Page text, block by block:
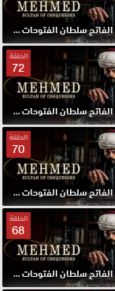
مسلسل محمد الفاتح سلطان الفتوحات مترجم الحلقة 74 HD
الحلقة
72
مسلسل محمد الفاتح سلطان الفتوحات مترجم الحلقة 72 HD
الحلقة
70
مسلسل محمد الفاتح سلطان الفتوحات مترجم الحلقة 70 HD
الحلقة
68
مسلسل محمد الفاتح سلطان الفتوحات مترجم الحلقة 68 HD